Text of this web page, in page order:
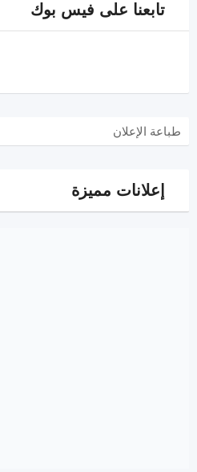
تابعنا على فيس بوك
طباعة الإعلان
إعلانات مميزة